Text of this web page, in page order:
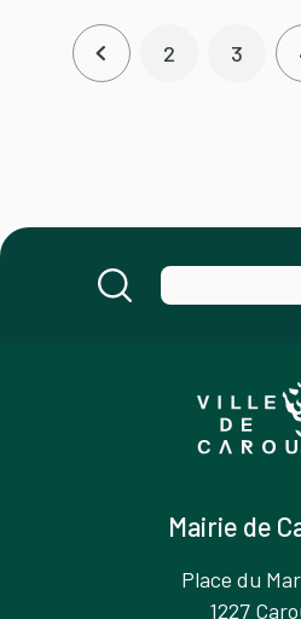
Pagination
Page précédente
Page
2 Page
3
Mairie de
Place du
1227